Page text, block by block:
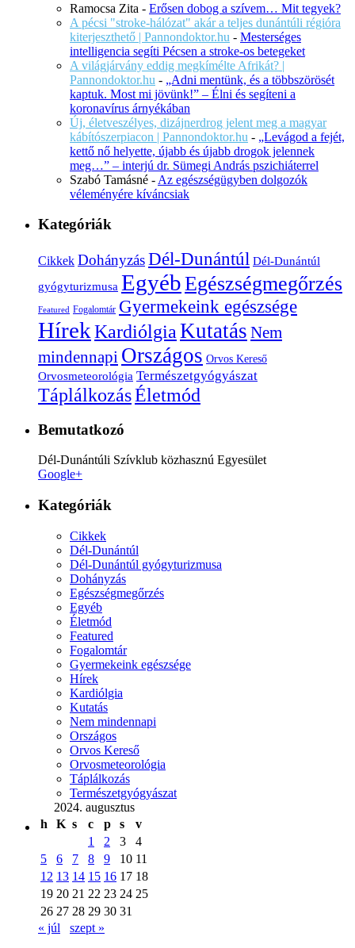
Ramocsa Zita - Erősen dobog a szívem… Mit tegyek?
A pécsi "stroke-hálózat" akár a teljes dunántúli régióra
kiterjeszthető | Pannondoktor.hu - Mesterséges
intelligencia segíti Pécsen a stroke-os betegeket
A világjárvány eddig megkímélte Afrikát? |
Pannondoktor.hu - „Adni mentünk, és a többszörösét
kaptuk. Most mi jövünk!” – Élni és segíteni a
koronavírus árnyékában
Új, életveszélyes, dizájnerdrog jelent meg a magyar
kábítószerpiacon | Pannondoktor.hu - „Levágod a fejét,
kettő nő helyette, újabb és újabb drogok jelennek
meg…” – interjú dr. Sümegi András pszichiáterrel
Szabó Tamásné - Az egészségügyben dolgozók
véleményére kíváncsiak
Kategóriák
Cikkek DohányzásDél-Dunántúl Dél-Dunántúl
gyógyturizmusa EgyébEgészségmegőrzés
Featured Fogalomtár Gyermekeink egészsége
HírekKardiólgia Kutatás Nem
mindennapi Országos Orvos Kereső
Orvosmeteorológia Természetgyógyászat
TáplálkozásÉletmód
Bemutatkozó
Dél-Dunántúli Szívklub közhasznú Egyesület
Google+
Kategóriák
Cikkek
Dél-Dunántúl
Dél-Dunántúl gyógyturizmusa
Dohányzás
Egészségmegőrzés
Egyéb
Életmód
Featured
Fogalomtár
Gyermekeink egészsége
Hírek
Kardiólgia
Kutatás
Nem mindennapi
Országos
Orvos Kereső
Orvosmeteorológia
Táplálkozás
Természetgyógyászat
2024. augusztus
h
K s c p s
v
1
2 3
4
5
6 7 8 9 10 11
12 13 14 15 16 17 18
19 20 21 22 23 24 25
26 27 28 29 30 31
« júl
szept »